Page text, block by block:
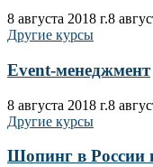
8 августа 2018 г.8
Другие курсы
Еvent-менеджмент
8 августа 2018 г.8
Другие курсы
Шопинг в России